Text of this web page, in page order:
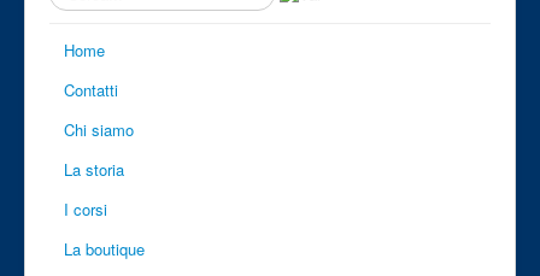
Home
Contatti
Chi siamo
La storia
I corsi
La boutique